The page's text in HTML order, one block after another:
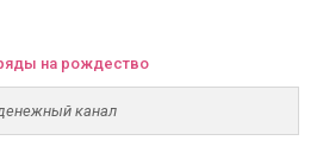
на рождество
канал